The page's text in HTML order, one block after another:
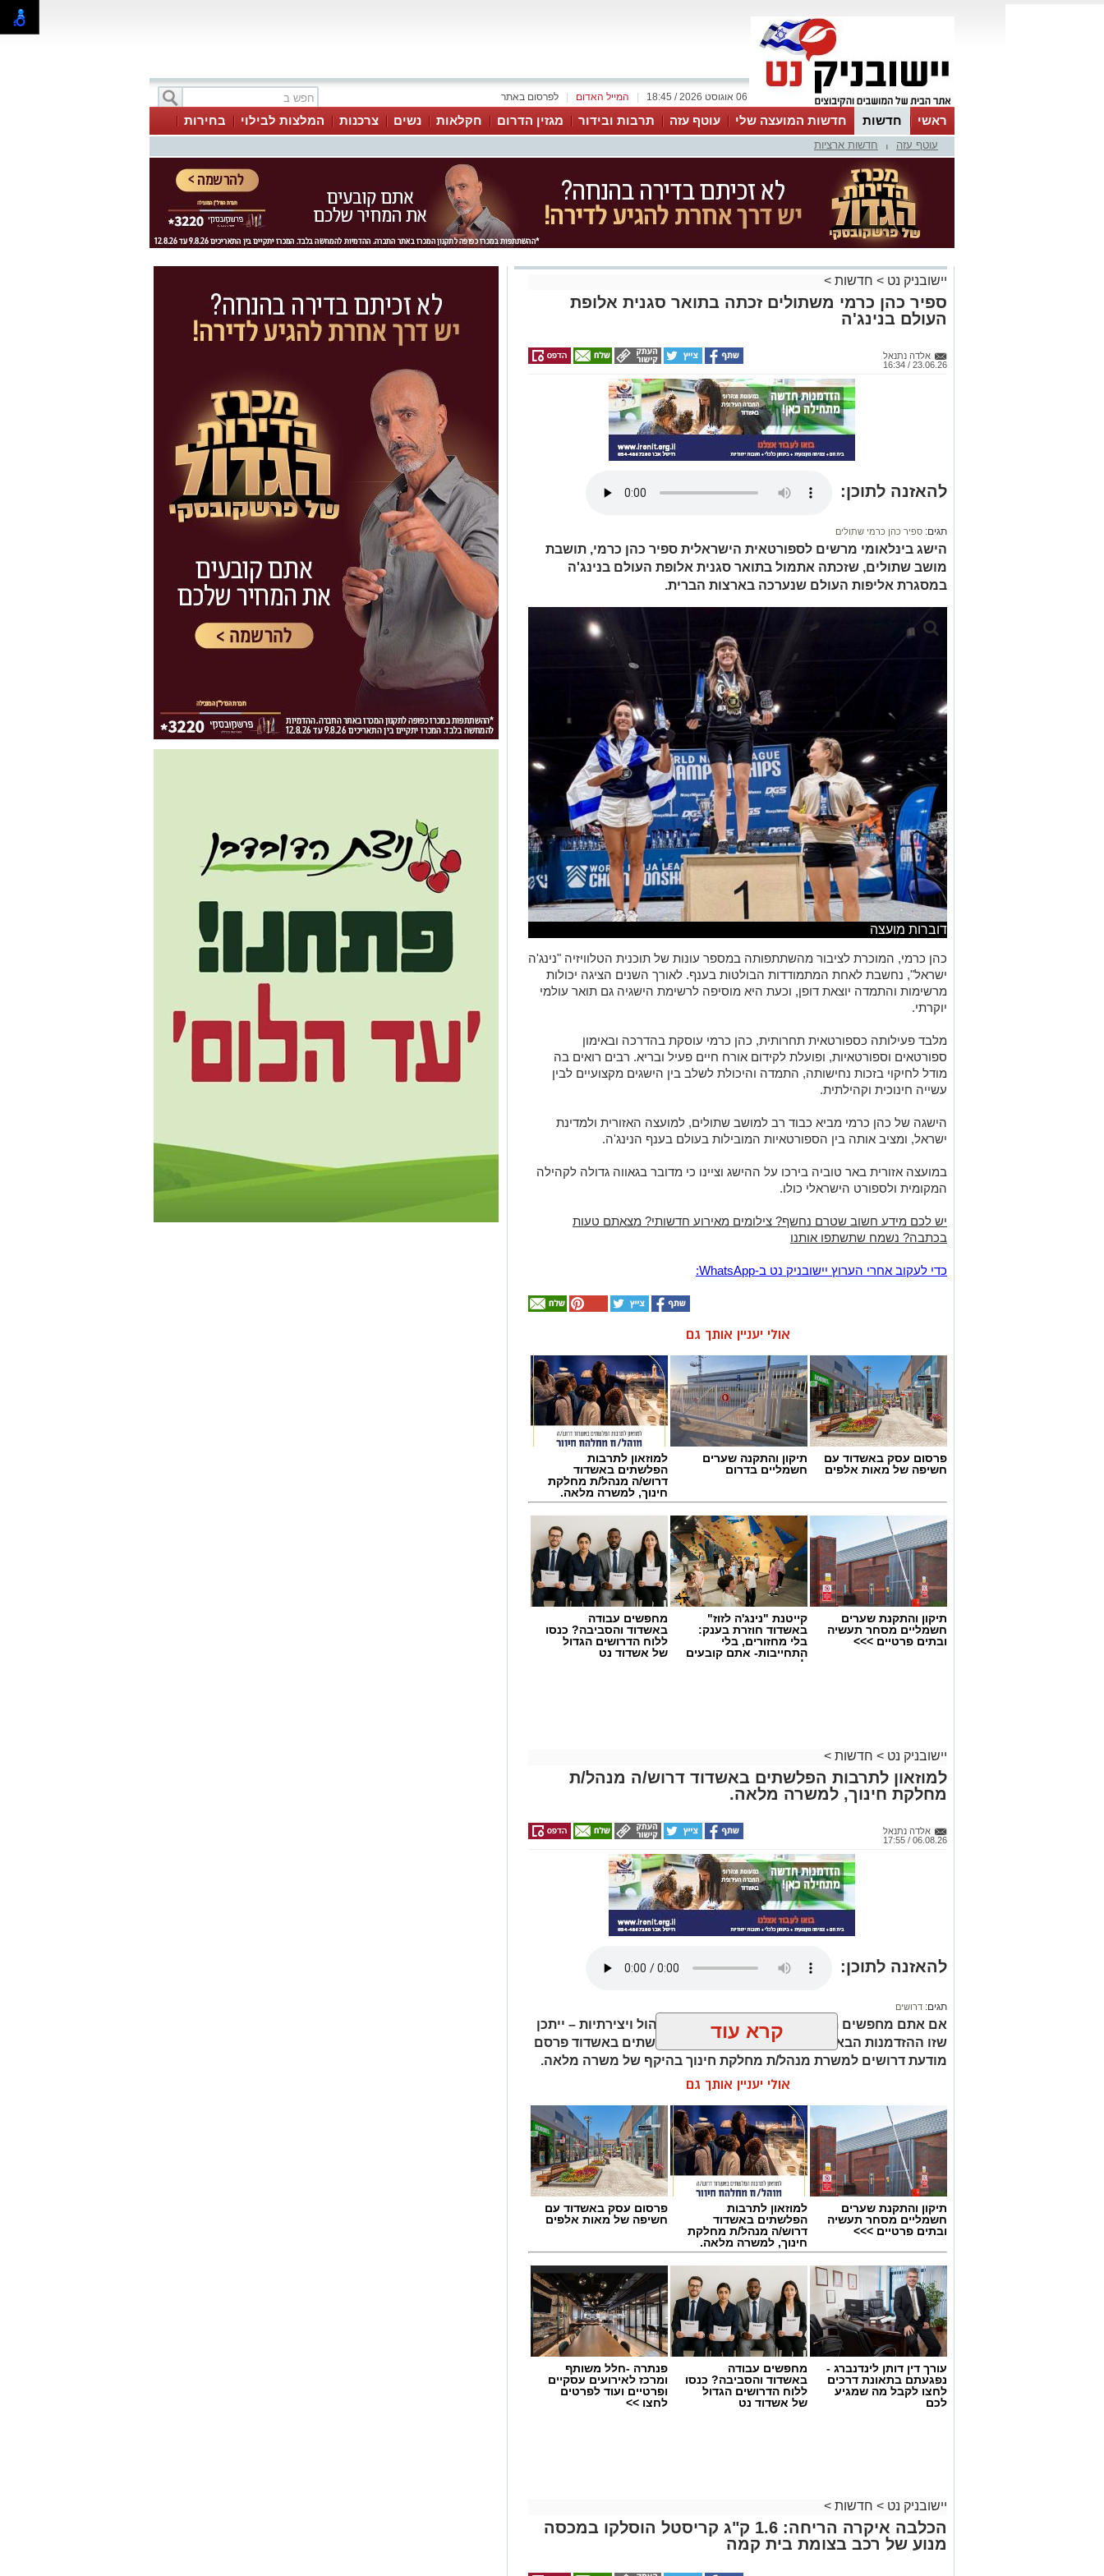
לפרסום באתר המייל האדום 06 אוגוסט 2026 / 18:45
ראשי חדשות חדשות המועצה שלי עוטף עזה תרבות ובידור מגזין הדרום חקלאות נשים צרכנות המלצות לבילוי
בחירות
אינדקס עסקים
לוח טיפים והמלצות עוטף עזה חדשות ארציות
יישובניק נט > חדשות >
ספיר כהן כרמי משתולים זכתה בתואר סגנית אלופת
העולם בנינג'ה
אלדה נתנאל
23.06.26 / 16:34
להאזנה לתוכן:
תגים: ספיר כהן כרמי שתולים
הישג בינלאומי מרשים לספורטאית הישראלית ספיר כהן כרמי, תושבת
מושב שתולים, שזכתה אתמול בתואר סגנית אלופת העולם בנינג'ה
במסגרת אליפות העולם שנערכה בארצות הברית.
דוברות מועצה
כהן כרמי, המוכרת לציבור מהשתתפותה במספר עונות של תוכנית הטלוויזיה "נינג'ה
ישראל", נחשבת לאחת המתמודדות הבולטות בענף. לאורך השנים הציגה יכולות
מרשימות והתמדה יוצאת דופן, וכעת היא מוסיפה לרשימת הישגיה גם תואר עולמי
יוקרתי.
מלבד פעילותה כספורטאית תחרותית, כהן כרמי עוסקת בהדרכה ובאימון
ספורטאים וספורטאיות, ופועלת לקידום אורח חיים פעיל ובריא. רבים רואים בה
מודל לחיקוי בזכות נחישותה, התמדה והיכולת לשלב בין הישגים מקצועיים לבין
עשייה חינוכית וקהילתית.
הישגה של כהן כרמי מביא כבוד רב למושב שתולים, למועצה האזורית ולמדינת
ישראל, ומציב אותה בין הספורטאיות המובילות בעולם בענף הנינג'ה.
במועצה אזורית באר טוביה בירכו על ההישג וציינו כי מדובר בגאווה גדולה לקהילה
המקומית ולספורט הישראלי כולו.
יש לכם מידע חשוב שטרם נחשף? צילומים מאירוע חדשותי? מצאתם טעות
בכתבה? נשמח שתשתפו אותנו
‏כדי לעקוב אחרי הערוץ יישובניק נט ב-WhatsApp:‏‏‏
אולי יעניין אותך גם
פרסום עסק באשדוד עם
חשיפה של מאות אלפים
תיקון והתקנה שערים
חשמליים בדרום
למוזאון לתרבות
הפלשתים באשדוד
דרוש/ה מנהל/ת מחלקת
חינוך, למשרה מלאה.
תיקון והתקנת שערים
חשמליים מסחר תעשיה
ובתים פרטיים >>>
קייטנת "נינג'ה לזוז"
באשדוד חוזרת בענק:
בלי מחזורים, בלי
התחייבות- אתם קובעים
לכמה ואיזה ימים
מחפשים עבודה
באשדוד והסביבה? כנסו
ללוח הדרושים הגדול
של אשדוד נט
יישובניק נט > חדשות >
למוזאון לתרבות הפלשתים באשדוד דרוש/ה מנהל/ת
מחלקת חינוך, למשרה מלאה.
אלדה נתנאל
06.08.26 / 17:55
להאזנה לתוכן:
תגים: דרושים
אם אתם מחפשים תפקיד שמשלב חינוך, תרבות, ניהול ויצירתיות – ייתכן
שזו ההזדמנות הבאה שלכם. המוזיאון לתרבות הפלשתים באשדוד פרסם
מודעת דרושים למשרת מנהל/ת מחלקת חינוך בהיקף של משרה מלאה.
גיוס
תואר אקדמי המוכר על ידי המועצה להשכלה גבוהה.
ניסיון בפיתוח הדרכה ועמידה מול קהל.
קרא עוד
אולי יעניין אותך גם
תיקון והתקנת שערים
חשמליים מסחר תעשיה
ובתים פרטיים >>>
למוזאון לתרבות
הפלשתים באשדוד
דרוש/ה מנהל/ת מחלקת
חינוך, למשרה מלאה.
פרסום עסק באשדוד עם
חשיפה של מאות אלפים
עורך דין דותן לינדנברג -
נפגעתם בתאונת דרכים
לחצו לקבל מה שמגיע
לכם
מחפשים עבודה
באשדוד והסביבה? כנסו
ללוח הדרושים הגדול
של אשדוד נט
פנתרה -חלל משותף
ומרכז לאירועים עסקיים
ופרטיים ועוד לפרטים
לחצו >>
יישובניק נט > חדשות >
הכלבה איקרה הריחה: 1.6 ק"ג קריסטל הוסלקו במכסה
מנוע של רכב בצומת בית קמה